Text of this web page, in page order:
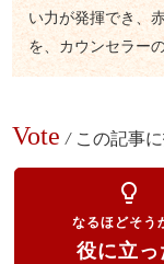
い力が発揮でき、
を、カウンセラー
Vote / この記事
lightbulb_outline
なるほどそう
役に立っ